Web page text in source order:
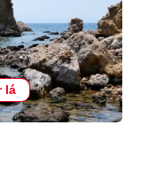
lá